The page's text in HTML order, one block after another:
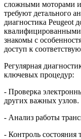
сложными моторами
требуют детального
диагностика Peugeot
знакомы с
доступ к
Регулярная
ключевых процедур:
- Проверка
других важных узлов.
- Анализ работы
- Контроль